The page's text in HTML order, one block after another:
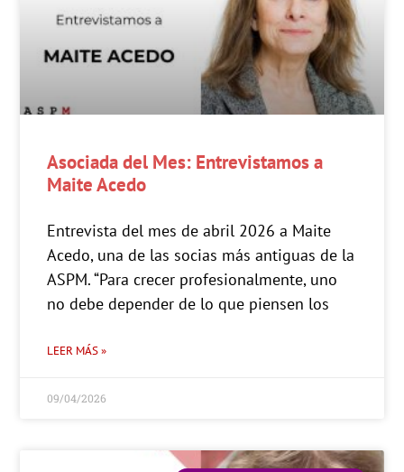
Asociada del Mes: Entrevistamos a
Maite Acedo
Entrevista del mes de abril 2026 a Maite
Acedo, una de las socias más antiguas de la
ASPM. “Para crecer profesionalmente, uno
no debe depender de lo que piensen los
LEER MÁS »
09/04/2026